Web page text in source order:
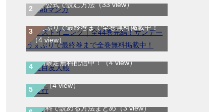
画を公式で読む方法（33 view）
ラストイニング｜全44巻完結！サンデー
うぇぶりで最終巻まで全巻無料掲載中！
（4 view）
夏目友人帳｜最新刊30巻！マンガParkで
期間限定無料配信中！（4 view）
ま行（4 view）
H2はどこで読める？｜サンデーうぇぶり
で無料で読める方法まとめ（3 view）
航宙軍士官、冒険者になる｜最新刊第6